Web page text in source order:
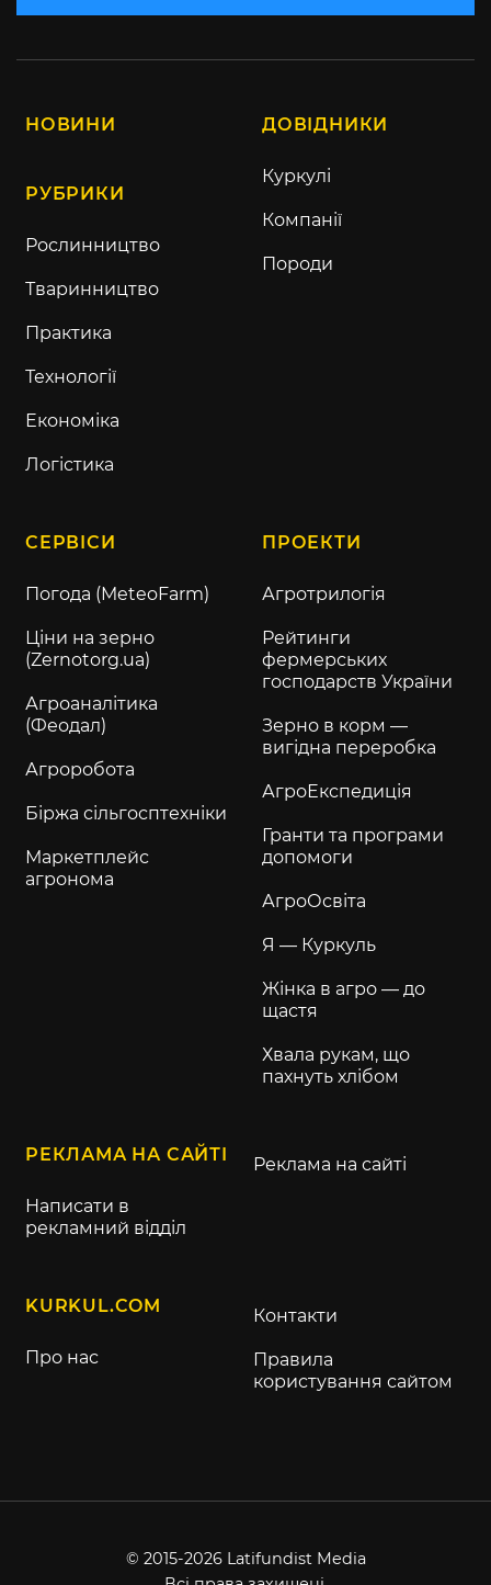
НОВИНИ
РУБРИКИ
Рослинництво
Тваринництво
Практика
Технології
Економіка
Логістика
ДОВІДНИКИ
Куркулі
Компанії
Породи
СЕРВІСИ
Погода (MeteoFarm)
Ціни на зерно
(Zernotorg.ua)
Агроаналітика
(Феодал)
Агроробота
Біржа сільгосптехніки
Маркетплейс
агронома
ПРОЕКТИ
Агротрилогія
Рейтинги
фермерських
господарств України
Зерно в корм —
вигідна переробка
АгроЕкспедиція
Гранти та програми
допомоги
АгроОсвіта
Я — Куркуль
Жінка в агро — до
щастя
Хвала рукам, що
пахнуть хлібом
РЕКЛАМА НА САЙТІ
Написати в
рекламний відділ
Реклама на сайті
KURKUL.COM
Про нас
Контакти
Правила
користування сайтом
© 2015-2026 Latifundist Media